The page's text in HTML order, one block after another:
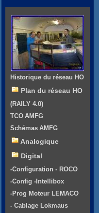
Historique du réseau HO
Plan du réseau HO
(RAILY 4.0)
TCO AMFG
Schémas AMFG
Analogique
Digital
-Configuration - ROCO
-Config -Intellibox
-Prog Moteur LEMACO
- Cablage Lokmaus